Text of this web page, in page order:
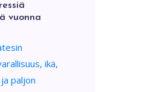
vuonna